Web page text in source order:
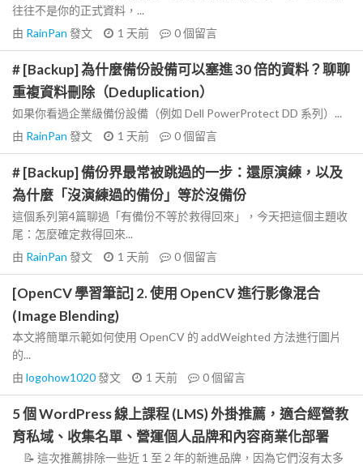
往往不是你的正式資料，...
由 RainPan 發文 1 天前 0個留言
# [Backup] 為什麼備份設備可以塞進 30 倍的資料？聊聊
重複資料刪除（Deduplication）
如果你看過企業級備份設備（例如 Dell PowerProtect DD 系列）...
由 RainPan 發文 1 天前 0個留言
# [Backup] 備份界最常被跳過的一步：還原演練，以及
為什麼「沒演練過的備份」等於沒備份
這個系列第4篇聊過「有備份不等於救得回來」，今天把這個主題收
尾：怎麼確定救得回來...
由 RainPan 發文 1 天前 0個留言
[OpenCV 學習筆記] 2. 使用 OpenCV 進行影像混合
(Image Blending)
本文將簡單示範如何使用 OpenCV 的 addWeighted 方法進行圖片
的...
由 logohow1020發文 1 天前 0個留言
5 個 WordPress 線上課程 (LMS) 外掛推薦，適合經營教
育私域、收集名單、營運個人品牌和內容商業化部署
📝 這次推薦排除一些近 1 至 2 年的新進品牌，因為它們沒有太多